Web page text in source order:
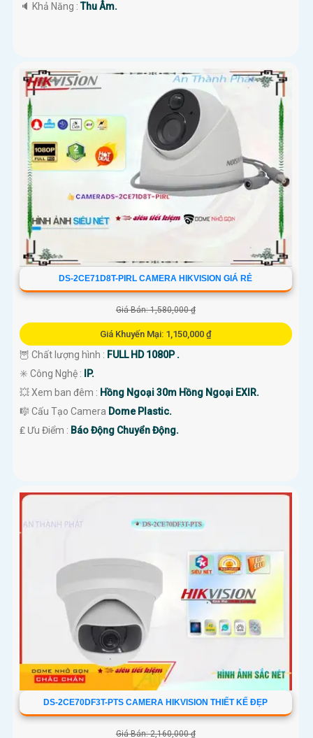
️🔈 Khả Năng :Thu Âm.
DS-2CE71D8T-PIRL CAMERA HIKVISION GIÁ RẺ
Giá Bán: 1,580,000 ₫
Giá Khuyến Mại: 1,150,000 ₫
🦉 Chất lượng hình : FULL HD 1080P .
✳️ Công Nghệ :
IP.
💥 Xem ban đêm : Hồng Ngoại 30m Hồng Ngoại EXIR.
🎼️ Cấu Tạo Camera Dome Plastic.
️₤ Ưu Điểm : Báo Động Chuyển Động.
DS-2CE70DF3T-PTS CAMERA HIKVISION THIẾT KẾ ĐẸP
Giá Bán: 2,160,000 ₫